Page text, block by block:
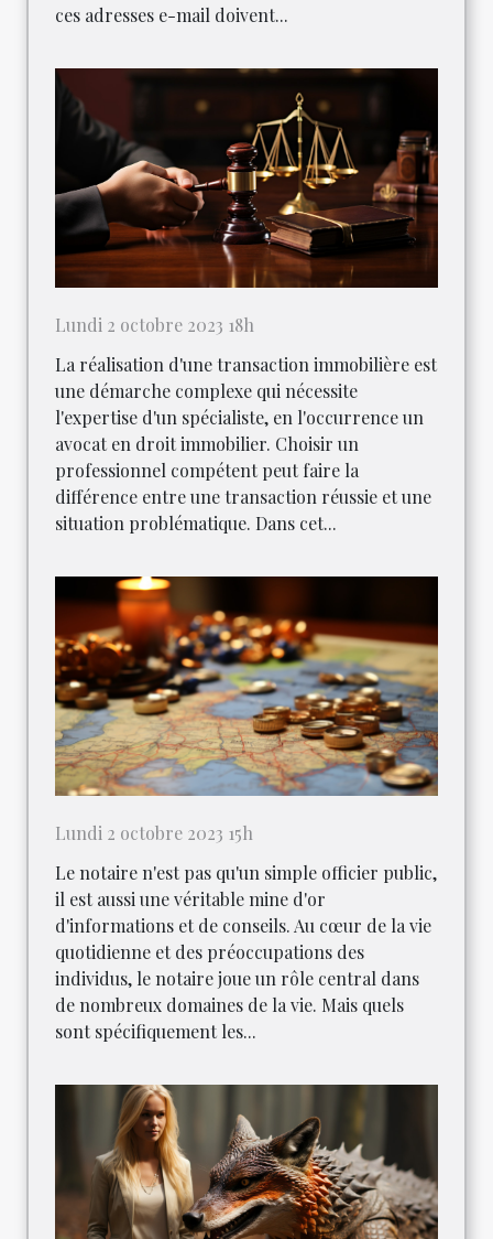
ces adresses e-mail doivent...
Lundi 2 octobre 2023 18h
La réalisation d'une transaction immobilière est
une démarche complexe qui nécessite
l'expertise d'un spécialiste, en l'occurrence un
avocat en droit immobilier. Choisir un
professionnel compétent peut faire la
différence entre une transaction réussie et une
situation problématique. Dans cet...
Lundi 2 octobre 2023 15h
Le notaire n'est pas qu'un simple officier public,
il est aussi une véritable mine d'or
d'informations et de conseils. Au cœur de la vie
quotidienne et des préoccupations des
individus, le notaire joue un rôle central dans
de nombreux domaines de la vie. Mais quels
sont spécifiquement les...